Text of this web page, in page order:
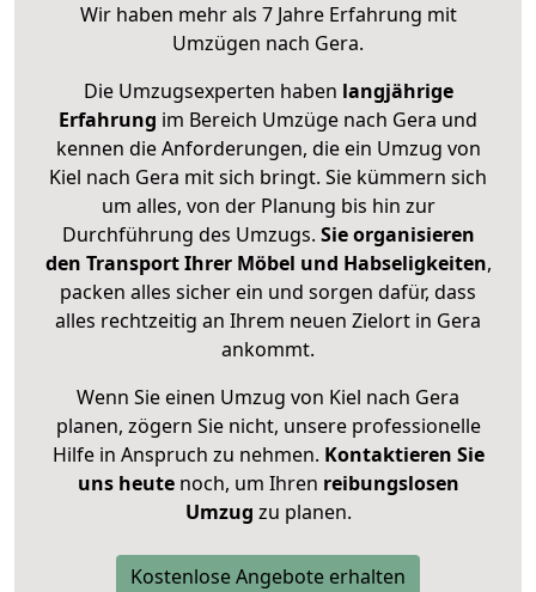
Wir haben mehr als 7 Jahre Erfahrung mit
Umzügen nach Gera.
Die Umzugsexperten haben langjährige
Erfahrung im Bereich Umzüge nach Gera und
kennen die Anforderungen, die ein Umzug von
Kiel nach Gera mit sich bringt. Sie kümmern sich
um alles, von der Planung bis hin zur
Durchführung des Umzugs. Sie organisieren
den Transport Ihrer Möbel und Habseligkeiten,
packen alles sicher ein und sorgen dafür, dass
alles rechtzeitig an Ihrem neuen Zielort in Gera
ankommt.
Wenn Sie einen Umzug von Kiel nach Gera
planen, zögern Sie nicht, unsere professionelle
Hilfe in Anspruch zu nehmen. Kontaktieren Sie
uns heutenoch, um Ihren reibungslosen
Umzug zu planen.
Kostenlose Angebote erhalten